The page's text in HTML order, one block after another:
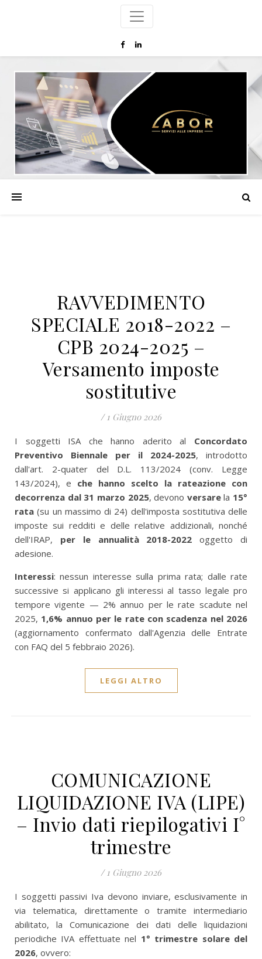
RAVVEDIMENTO
SPECIALE 2018-2022 –
CPB 2024-2025 –
Versamento imposte
sostitutive
/ 1 Giugno 2026
I soggetti ISA che hanno aderito al Concordato
Preventivo Biennale per il 2024-2025, introdotto
dall'art. 2-quater del D.L. 113/2024 (conv. Legge
143/2024), e che hanno scelto la rateazione con
decorrenza dal 31 marzo 2025, devono versarela 15°
rata (su un massimo di 24) dell'imposta sostitutiva delle
imposte sui redditi e delle relative addizionali, nonché
dell'IRAP, per le annualità 2018-2022 oggetto di
adesione.
Interessi: nessun interesse sulla prima rata; dalle rate
successive si applicano gli interessi al tasso legale pro
tempore vigente — 2% annuo per le rate scadute nel
2025, 1,6% annuo per le rate con scadenza nel 2026
(aggiornamento confermato dall'Agenzia delle Entrate
con FAQ del 5 febbraio 2026).
LEGGI ALTRO
COMUNICAZIONE
LIQUIDAZIONE IVA (LIPE)
– Invio dati riepilogativi I°
trimestre
/ 1 Giugno 2026
I soggetti passivi Iva devono inviare, esclusivamente in
via telematica, direttamente o tramite intermediario
abilitato, la Comunicazione dei dati delle liquidazioni
periodiche IVA effettuate nel 1° trimestre solare del
2026, ovvero: